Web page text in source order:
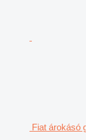
Fiat árokásó